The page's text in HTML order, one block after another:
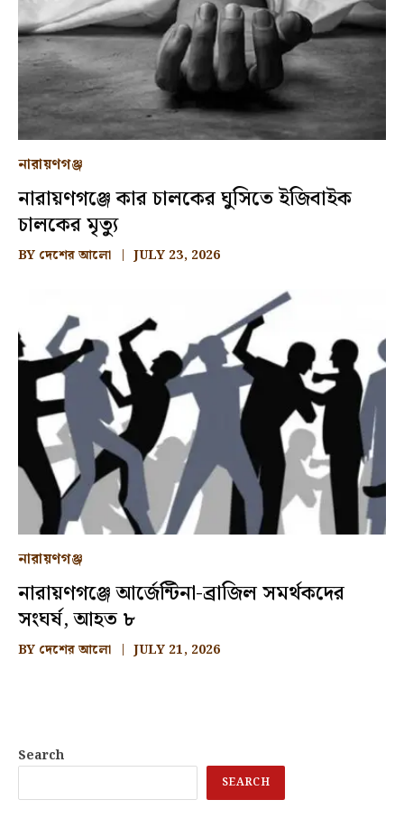
নারায়ণগঞ্জ
নারায়ণগঞ্জে কার চালকের ঘুসিতে ইজিবাইক
চালকের মৃত্যু
BY দেশের আলো JULY 23, 2026
নারায়ণগঞ্জ
নারায়ণগঞ্জে আর্জেন্টিনা-ব্রাজিল সমর্থকদের
সংঘর্ষ, আহত ৮
BY দেশের আলো JULY 21, 2026
Search
SEARCH